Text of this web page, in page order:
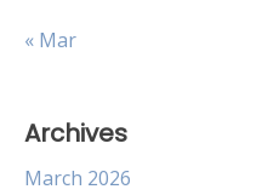
« Mar
Archives
March 2026